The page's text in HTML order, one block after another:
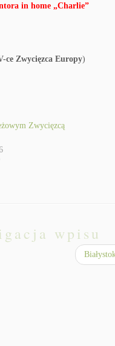
in home „Charlie”
ce Zwycięzca Europy)
Zwycięzcą
wpisu